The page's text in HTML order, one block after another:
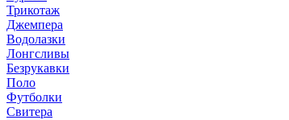
Трикотаж
Джемпера
Водолазки
Лонгсливы
Безрукавки
Поло
Футболки
Свитера